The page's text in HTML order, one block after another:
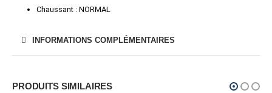
Chaussant : NORMAL
INFORMATIONS COMPLÉMENTAIRES
PRODUITS SIMILAIRES